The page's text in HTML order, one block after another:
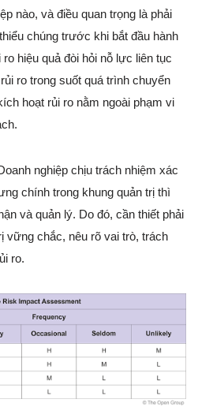
nào, và điều quan trọng là phải
chúng trước khi bắt đầu hành
hiệu quả đòi hỏi nỗ lực liên tục
ro trong suốt quá trình chuyển
hoạt rủi ro nằm ngoài phạm vi
nghiệp chịu trách nhiệm xác
chính trong khung quản trị thì
và quản lý. Do đó, cần thiết phải
vững chắc, nêu rõ vai trò, trách
ro.